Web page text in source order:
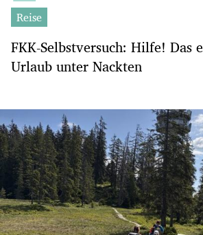
Reise
FKK-Selbstversuch: Hilfe! Das
Urlaub unter Nackten